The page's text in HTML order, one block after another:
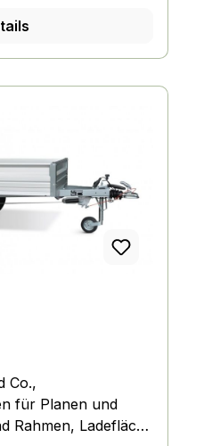
Co.,
für Planen und
Rahmen, Ladefläche